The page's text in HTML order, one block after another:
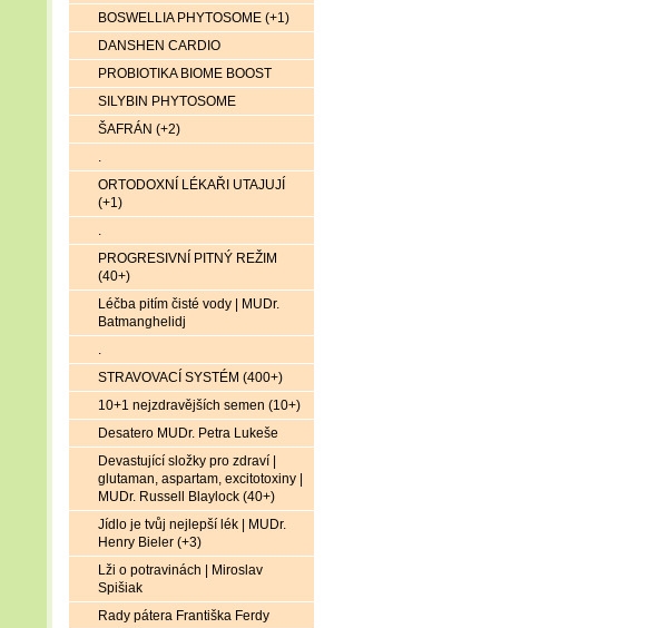
BOSWELLIA PHYTOSOME (+1)
DANSHEN CARDIO
PROBIOTIKA BIOME BOOST
SILYBIN PHYTOSOME
ŠAFRÁN (+2)
.
ORTODOXNÍ LÉKAŘI UTAJUJÍ
(+1)
.
PROGRESIVNÍ PITNÝ REŽIM
(40+)
Léčba pitím čisté vody | MUDr.
Batmanghelidj
.
STRAVOVACÍ SYSTÉM (400+)
10+1 nejzdravějších semen (10+)
Desatero MUDr. Petra Lukeše
Devastující složky pro zdraví |
glutaman, aspartam, excitotoxiny |
MUDr. Russell Blaylock (40+)
Jídlo je tvůj nejlepší lék | MUDr.
Henry Bieler (+3)
Lži o potravinách | Miroslav
Spišiak
Rady pátera Františka Ferdy